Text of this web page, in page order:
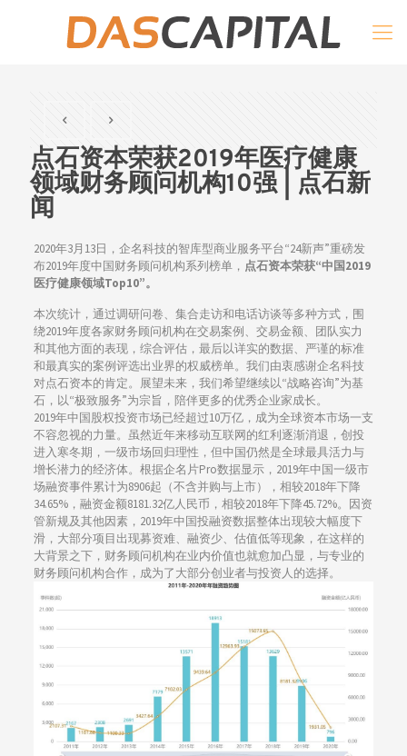
点石资本荣获2019年医疗健康
领域财务顾问机构10强 | 点石新
闻
2020年3月13日，企名科技的智库型商业服务平台“24新声”重磅发
布2019年度中国财务顾问机构系列榜单， 点石资本荣获“中国2019
医疗健康领域Top10”。
本次统计，通过调研问卷、集合走访和电话访谈等多种方式，围
绕2019年度各家财务顾问机构在交易案例、交易金额、团队实力
和其他方面的表现，综合评估，最后以详实的数据、严谨的标准
和最真实的案例评选出业界的权威榜单。我们由衷感谢企名科技
对点石资本的肯定。展望未来，我们希望继续以“战略咨询”为基
石，以“极致服务”为宗旨，陪伴更多的优秀企业家成长。
2019年中国股权投资市场已经超过10万亿，成为全球资本市场一支
不容忽视的力量。虽然近年来移动互联网的红利逐渐消退，创投
进入寒冬期，一级市场回归理性，但中国仍然是全球最具活力与
增长潜力的经济体。根据企名片Pro数据显示，2019年中国一级市
场融资事件累计为8906起（不含并购与上市），相较2018年下降
34.65%，融资金额8181.32亿人民币，相较2018年下降45.72%。因资
管新规及其他因素，2019年中国投融资数据整体出现较大幅度下
滑，大部分项目出现募资难、融资少、估值低等现象，在这样的
大背景之下，财务顾问机构在业内价值也就愈加凸显，与专业的
财务顾问机构合作，成为了大部分创业者与投资人的选择。